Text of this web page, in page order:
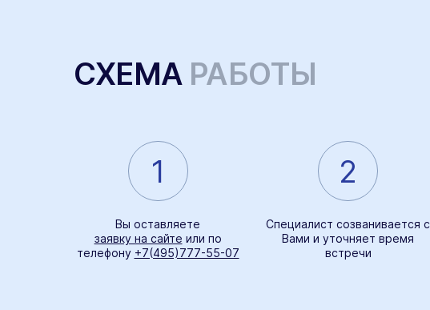
СХЕМА РАБОТЫ
1
Вы оставляете
заявку на сайте или по
телефону +7(495)777-55-07
2
Специалист созванивается с
Вами и уточняет время
встречи